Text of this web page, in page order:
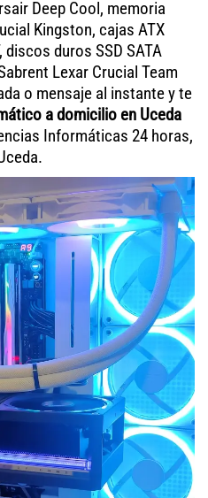
Deep Cool, memoria
Kingston, cajas ATX
duros SSD SATA
Lexar Crucial Team
o mensaje al instante y te
a domicilio en Uceda
Informáticas 24 horas,